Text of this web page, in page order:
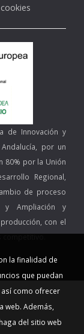
de Innovación y
por un
80% por la Unión
Regional,
de proceso
y Ampliación y
con el
competitivo.
la finalidad de
que puedan
como ofrecer
web. Además,
del sitio web